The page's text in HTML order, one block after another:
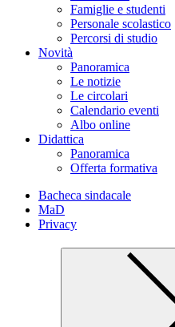
Famiglie e studenti
Personale scolastico
Percorsi di studio
Novità
Panoramica
Le notizie
Le circolari
Calendario eventi
Albo online
Didattica
Panoramica
Offerta formativa
Bacheca sindacale
MaD
Privacy